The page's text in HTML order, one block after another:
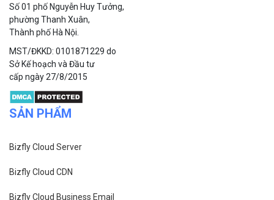
Số 01 phố Nguyễn Huy Tưởng,
phường Thanh Xuân,
Thành phố Hà Nội.
MST/ĐKKD: 0101871229 do
Sở Kế hoạch và Đầu tư
cấp ngày 27/8/2015
SẢN PHẨM
Bizfly Cloud Server
Bizfly Cloud CDN
Bizfly Cloud Business Email